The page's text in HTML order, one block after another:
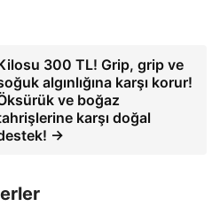
300 TL! Grip, grip ve
algınlığına karşı korur!
ve boğaz
karşı doğal
→